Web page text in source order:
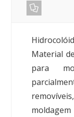
Material
para